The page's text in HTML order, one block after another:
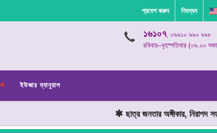
প্রবেশ করুন নিবন্ধন
১৬১০৭, ০৯৬১০ ৯৯০ ৯৯৮
রবিবার–বৃহস্পতিবার (০৯.০০
ইউজার ম্যানুয়াল
ছাত্র জনতার অঙ্গীকার, নিরাপদ